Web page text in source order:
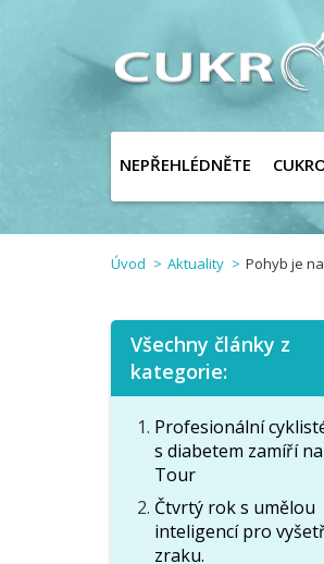
NEPŘEHLÉDNĚTE
Úvod Aktuality Pohyb je
Všechny články z
kategorie:
Profesionální
s diabetem zamíří na
Tour
Čtvrtý rok s umělou
inteligencí pro
zraku.